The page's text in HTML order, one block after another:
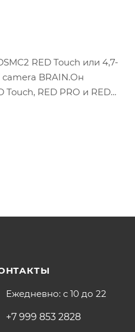
RED Touch или 4,7-
BRAIN.Он
RED PRO и RED
Ежедневно: с 10 до 22
+7 999 853 2828